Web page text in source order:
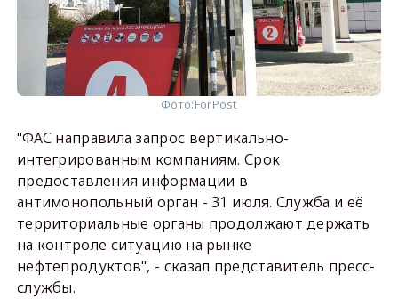
Фото:ForPost
"ФАС направила запрос вертикально-
интегрированным компаниям. Срок
предоставления информации в
антимонопольный орган - 31 июля. Служба и её
территориальные органы продолжают держать
на контроле ситуацию на рынке
нефтепродуктов", - сказал представитель пресс-
службы.